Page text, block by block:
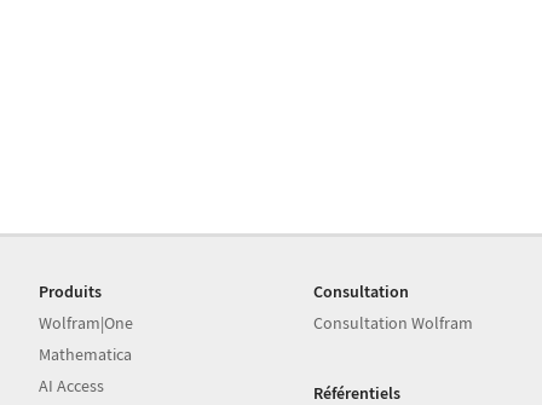
Produits
Wolfram|One
Mathematica
AI Access
Consultation
Consultation Wolfram
Référentiels